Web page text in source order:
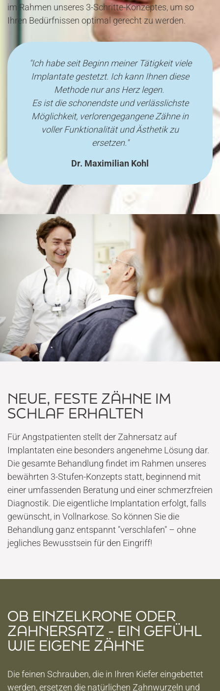
PRAXIS
DR. MAXIMILIAN KOHL
im Rahmen unseres 3-Schritte-Konzeptes, um so
Ihren Bedürfnissen optimal gerecht zu werden.
"Ich habe seit Beginn meiner Tätigkeit viele
Implantate gestetzt. Ich kann Ihnen diese
Methode nur ans Herz legen.
Es ist die schonendste und verlässlichste
Möglichkeit, verlorengegangene Zähne in
voller Funktionalität und Ästhetik zu
ersetzen."
Dr. Maximilian Kohl
NEUE, FESTE ZÄHNE IM
SCHLAF ERHALTEN
Für Angstpatienten stellt der Zahnersatz auf
Implantaten eine besonders angenehme Lösung dar.
Die gesamte Behandlung findet im Rahmen unseres
bewährten 3-Stufen-Konzepts statt, beginnend mit
einer umfassenden Beratung und einer schmerzfreien
Diagnostik. Die eigentliche Implantation erfolgt, falls
gewünscht, in Vollnarkose. So können Sie die
Behandlung ganz entspannt "verschlafen" – ohne
jegliches Bewusstsein für den Eingriff!
OB EINZELKRONE ODER
ZAHNERSATZ - EIN GEFÜHL
WIE EIGENE ZÄHNE
Die feinen Schrauben, die in Ihren Kiefer eingebettet
werden, ersetzen die natürlichen Zahnwurzeln und